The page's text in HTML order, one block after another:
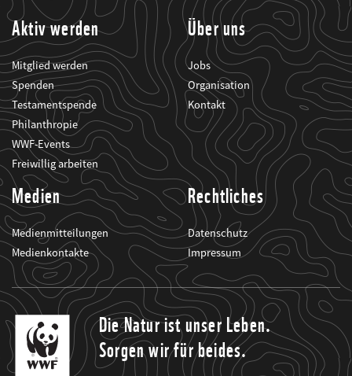
Aktiv werden
Mitglied werden
Spenden
Testamentspende
Philanthropie
WWF-Events
Freiwillig arbeiten
Über uns
Jobs
Organisation
Kontakt
Medien
Medienmitteilungen
Medienkontakte
Rechtliches
Datenschutz
Impressum
Die Natur ist unser Leben.
Sorgen wir für beides.